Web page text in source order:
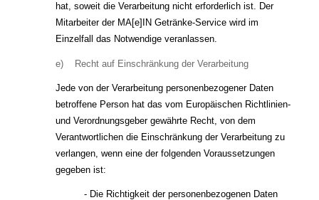
hat, soweit die Verarbeitung nicht erforderlich ist. Der
Mitarbeiter der MA[e]IN Getränke-Service wird im
Einzelfall das Notwendige veranlassen.
e) Recht auf Einschränkung der Verarbeitung
Jede von der Verarbeitung personenbezogener Daten
betroffene Person hat das vom Europäischen Richtlinien-
und Verordnungsgeber gewährte Recht, von dem
Verantwortlichen die Einschränkung der Verarbeitung zu
verlangen, wenn eine der folgenden Voraussetzungen
gegeben ist:
- Die Richtigkeit der personenbezogenen Daten